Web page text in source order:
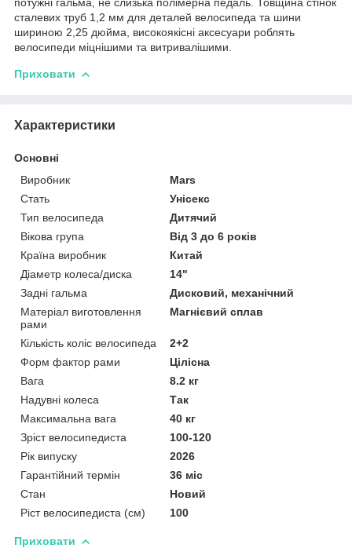
сталевих труб 1,2 мм для деталей велосипеда та шини
шириною 2,25 дюйма, високоякісні аксесуари роблять
велосипеди міцнішими та витривалішими.
Приховати
Характеристики
Основні
Виробник
Mars
Стать
Унісекс
Тип велосипеда
Дитячий
Вікова група
Від 3 до 6 років
Країна виробник
Китай
Діаметр колеса/диска
14"
Задні гальма
Дисковий, механічний
Матеріал виготовлення
рами
Магнієвий сплав
Кількість коліс велосипеда
2+2
Форм фактор рами
Цілісна
Вага
8.2 кг
Надувні колеса
Так
Максимальна вага
40 кг
Зріст велосипедиста
100-120
Рік випуску
2026
Гарантійний термін
36 міс
Стан
Новий
Ріст велосипедиста (см)
100
Приховати